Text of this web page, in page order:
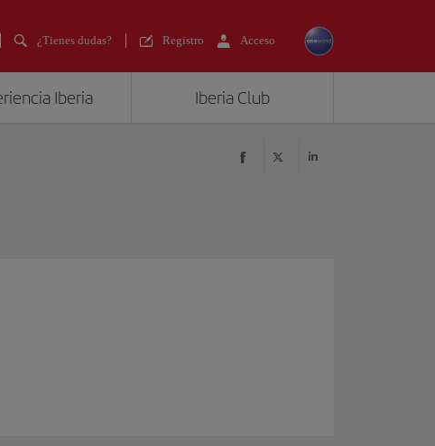
¿Tienes dudas? Registro Acceso
Iberia Iberia Club